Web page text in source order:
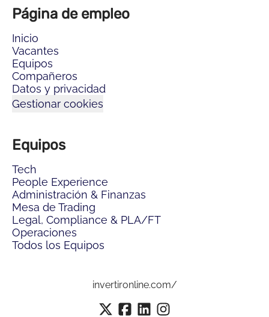
Página de empleo
Inicio
Vacantes
Equipos
Compañeros
Datos y privacidad
Gestionar cookies
Equipos
Tech
People Experience
Administración & Finanzas
Mesa de Trading
Legal, Compliance & PLA/FT
Operaciones
Todos los Equipos
invertironline.com/